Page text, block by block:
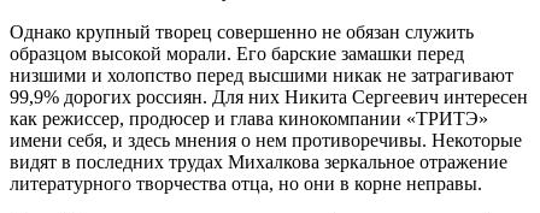
Однако крупный творец совершенно не обязан служить
образцом высокой морали. Его барские замашки перед
низшими и холопство перед высшими никак не затрагивают
99,9% дорогих россиян. Для них Никита Сергеевич интересен
как режиссер, продюсер и глава кинокомпании «ТРИТЭ»
имени себя, и здесь мнения о нем противоречивы. Некоторые
видят в последних трудах Михалкова зеркальное отражение
литературного творчества отца, но они в корне неправы.